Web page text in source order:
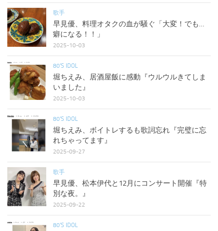
歌手
早見優、料理オタクの血が騒ぐ「大変！でも…
癖になる！！」
2025-10-03
80'S IDOL
堀ちえみ、居酒屋飯に感動『ウルウルきてしま
いました』
2025-10-03
80'S IDOL
堀ちえみ、ボイトレするも歌詞忘れ『完璧に忘
れちゃってます』
2025-09-27
歌手
早見優、松本伊代と12月にコンサート開催『特
別な夜。』
2025-09-22
80'S IDOL